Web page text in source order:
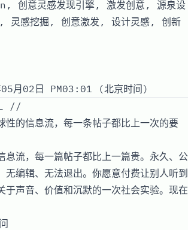
创意灵感发现引擎, 激发创意, 源泉设
灵感挖掘, 创意激发, 设计灵感, 创新
05月02日 PM03:01 (北京时间)
//
性的信息流，每一条帖子都比上一次的要
息流，每一篇帖子都比上一篇贵。永久、公
无编辑、无法退出。你愿意付费让别人听到
于声音、价值和沉默的一次社会实验。现在